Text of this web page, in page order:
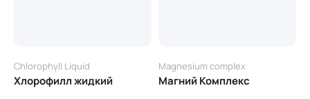
Chlorophyll Liquid
Хлорофилл жидкий
Magnesium complex
Магний Комплекс